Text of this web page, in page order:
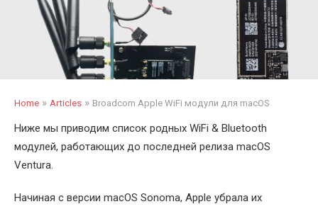
Home » Articles » Broadcom Apple WiFi модули для macOS
Ниже мы приводим список родных WiFi & Bluetooth
модулей, работающих до последней релиза macOS
Ventura.
Начиная с версии macOS Sonoma, Apple убрала их